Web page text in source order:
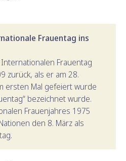
Frauentag ins
Frauentag
zurück, als er am 28.
ersten Mal gefeiert wurde
bezeichnet wurde.
Frauenjahres 1975
den 8. März als